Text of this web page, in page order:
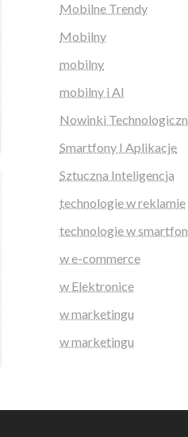
Mobilne Trendy
Mobilny
mobilny
mobilny i AI
Nowinki
Smartfony I Aplikacje
Sztuczna Inteligencja
technologie w reklamie
technologie w
w e-commerce
w Elektronice
w marketingu
w marketingu